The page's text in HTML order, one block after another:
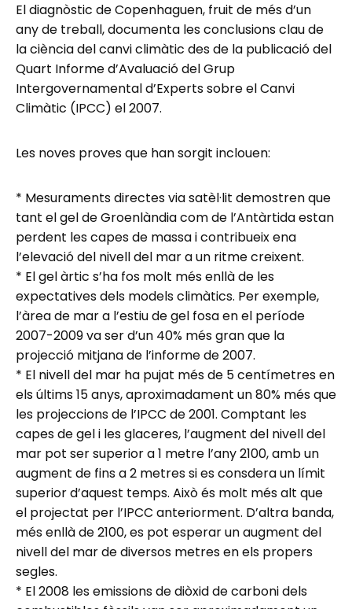
El diagnòstic de Copenhaguen, fruit de més d’un
any de treball, documenta les conclusions clau de
la ciència del canvi climàtic des de la publicació del
Quart Informe d’Avaluació del Grup
Intergovernamental d’Experts sobre el Canvi
Climàtic (IPCC) el 2007.
Les noves proves que han sorgit inclouen:
* Mesuraments directes via satèl·lit demostren que
tant el gel de Groenlàndia com de l’Antàrtida estan
perdent les capes de massa i contribueix ena
l’elevació del nivell del mar a un ritme creixent.
* El gel àrtic s’ha fos molt més enllà de les
expectatives dels models climàtics. Per exemple,
l’àrea de mar a l’estiu de gel fosa en el període
2007-2009 va ser d’un 40% més gran que la
projecció mitjana de l’informe de 2007.
* El nivell del mar ha pujat més de 5 centímetres en
els últims 15 anys, aproximadament un 80% més que
les projeccions de l’IPCC de 2001. Comptant les
capes de gel i les glaceres, l’augment del nivell del
mar pot ser superior a 1 metre l’any 2100, amb un
augment de fins a 2 metres si es consdera un límit
superior d’aquest temps. Això és molt més alt que
el projectat per l’IPCC anteriorment. D’altra banda,
més enllà de 2100, es pot esperar un augment del
nivell del mar de diversos metres en els propers
segles.
* El 2008 les emissions de diòxid de carboni dels